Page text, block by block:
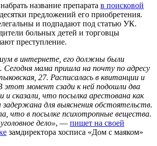
название препарата в поисковой
предложений его приобретения.
и подпадают под статью УК.
больных детей и торговцы
преступление.
в интернете, его должны были
Сегодня мама пришла на почту по адресу
27. Расписалась в квитанции и
этот момент сзади к ней подошли два
и сказали, что посылка арестована как
для выяснения обстоятельств.
что в посылке психотропные вещества.
дело», — пишет на своей
замдиректора хосписа «Дом с маяком»